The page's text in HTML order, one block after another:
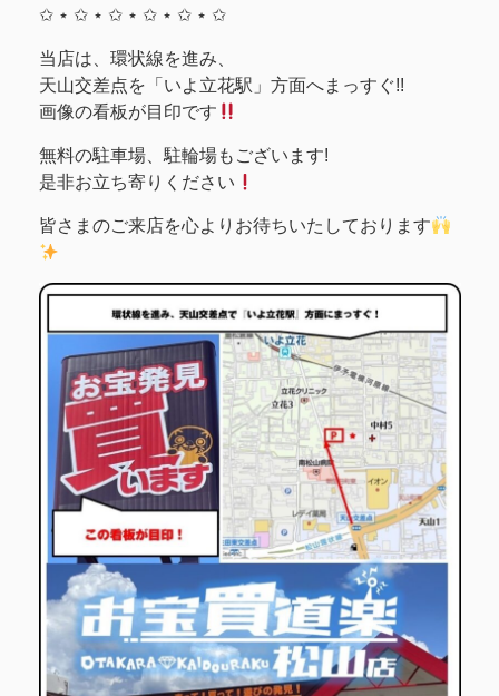
✩ ⋆ ✩ ⋆ ✩ ⋆ ✩ ⋆ ✩ ⋆ ✩
当店は、環状線を進み、
天山交差点を「いよ立花駅」方面へまっすぐ!!
画像の看板が目印です
無料の駐車場、駐輪場もございます!
是非お立ち寄りください
皆さまのご来店を心よりお待ちいたしております